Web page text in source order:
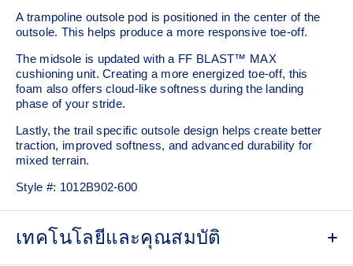
A trampoline outsole pod is positioned in the center of the
outsole. This helps produce a more responsive toe-off.
The midsole is updated with a FF BLAST™ MAX
cushioning unit. Creating a more energized toe-off, this
foam also offers cloud-like softness during the landing
phase of your stride. ​
Lastly, the trail specific outsole design helps create better
traction, improved softness, and advanced durability for
mixed terrain.
Style #: 1012B902-600
เทคโนโลยีและคุณสมบัติ